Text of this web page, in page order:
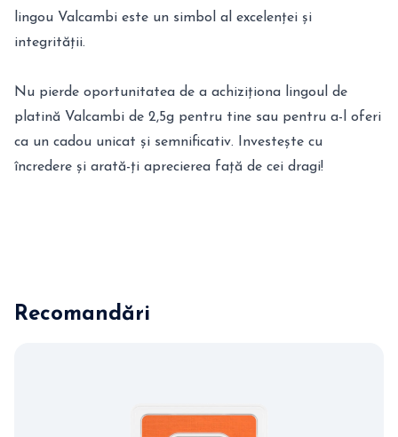
lingou Valcambi este un simbol al excelenței și
integrității.
Nu pierde oportunitatea de a achiziționa lingoul de
platină Valcambi de 2,5g pentru tine sau pentru a-l oferi
ca un cadou unicat și semnificativ. Investește cu
încredere și arată-ți aprecierea față de cei dragi!
Recomandări